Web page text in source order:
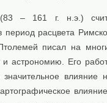
– 161 г. н.э.)
расцвета
писал на
и астрономию. Его
значительное